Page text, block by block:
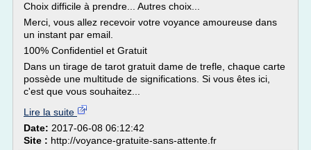
Choix difficile à prendre... Autres choix...
Merci, vous allez recevoir votre voyance amoureuse dans
un instant par email.
100% Confidentiel et Gratuit
Dans un tirage de tarot gratuit dame de trefle, chaque carte
possède une multitude de significations. Si vous êtes ici,
c'est que vous souhaitez...
Lire la suite
Date: 2017-06-08 06:12:42
Site : http://voyance-gratuite-sans-attente.fr